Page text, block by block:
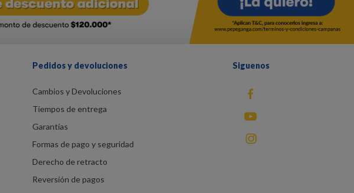
Pedidos y devoluciones
Cambios y Devoluciones
Tiempos de entrega
Garantías
Formas de pago y seguridad
Derecho de retracto
Reversión de pagos
Siguenos
fb
You Tube
instagram